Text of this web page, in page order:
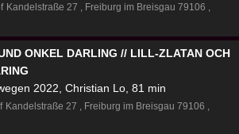
Kandelstraße 27
Freiburg im Breisgau 79106
ONKEL DARLING // LILL-ZLATAN OCH
2022, Christian Lo, 81 min
Kandelstraße 27
Freiburg im Breisgau 79106